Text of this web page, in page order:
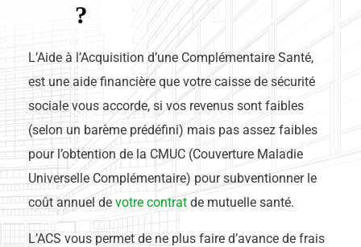
?
L’Aide à l’Acquisition d’une Complémentaire Santé,
est une aide financière que votre caisse de sécurité
sociale vous accorde, si vos revenus sont faibles
(selon un barème prédéfini) mais pas assez faibles
pour l’obtention de la CMUC (Couverture Maladie
Universelle Complémentaire) pour subventionner le
coût annuel de votre contrat de mutuelle santé.
L’ACS vous permet de ne plus faire d’avance de frais